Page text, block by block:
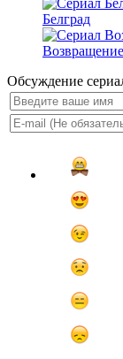
Белград
Обсуждение